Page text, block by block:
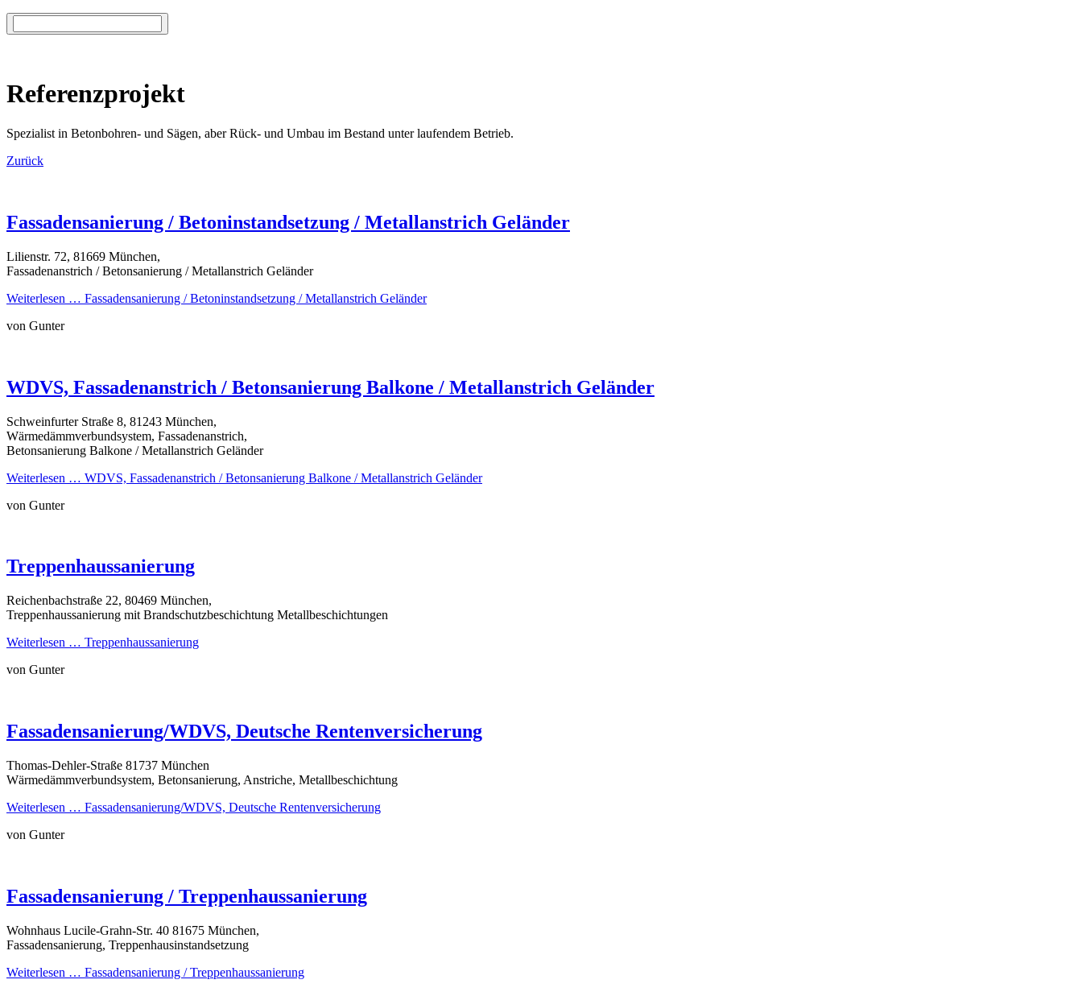
Referenzprojekt
Spezialist in Betonbohren- und Sägen, aber Rück- und Umbau im Bestand unter laufendem Betrieb.
Zurück
Fassadensanierung / Betoninstandsetzung / Metallanstrich Geländer
Lilienstr. 72, 81669 München,
Fassadenanstrich / Betonsanierung / Metallanstrich Geländer
Weiterlesen … Fassadensanierung / Betoninstandsetzung / Metallanstrich Geländer
von Gunter
WDVS, Fassadenanstrich / Betonsanierung Balkone / Metallanstrich Geländer
Schweinfurter Straße 8, 81243 München,
Wärmedämmverbundsystem, Fassadenanstrich,
Betonsanierung Balkone / Metallanstrich Geländer
Weiterlesen … WDVS, Fassadenanstrich / Betonsanierung Balkone / Metallanstrich Geländer
von Gunter
Treppenhaussanierung
Reichenbachstraße 22, 80469 München,
Treppenhaussanierung mit Brandschutzbeschichtung Metallbeschichtungen
Weiterlesen … Treppenhaussanierung
von Gunter
Fassadensanierung/WDVS, Deutsche Rentenversicherung
Thomas-Dehler-Straße 81737 München
Wärmedämmverbundsystem, Betonsanierung, Anstriche, Metallbeschichtung
Weiterlesen … Fassadensanierung/WDVS, Deutsche Rentenversicherung
von Gunter
Fassadensanierung / Treppenhaussanierung
Wohnhaus Lucile-Grahn-Str. 40 81675 München,
Fassadensanierung, Treppenhausinstandsetzung
Weiterlesen … Fassadensanierung / Treppenhaussanierung